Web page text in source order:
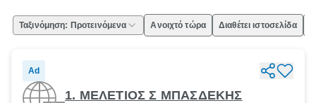
Ταξινόμηση: Προτεινόμενα Ανοιχτό τώρα Διαθέτει ιστοσελίδα
Ad
1. ΜΕΛΕΤΙΟΣ Σ ΜΠΑΣΔΕΚΗΣ